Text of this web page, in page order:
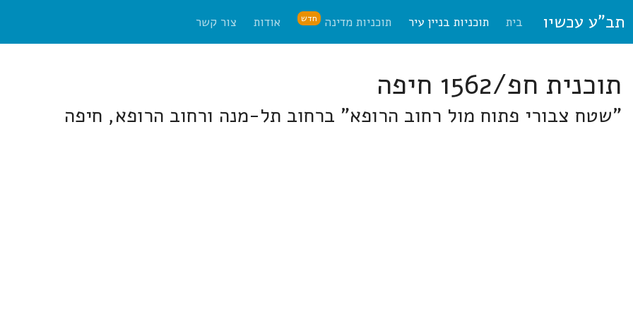
תב"ע עכשיו בית תוכניות בניין עיר תוכניות מדינה חדש אודות צור קשר
תוכנית חפ/1562 חיפה
"שטח צבורי פתוח מול רחוב הרופא" ברחוב תל-מנה ורחוב הרופא, חיפה